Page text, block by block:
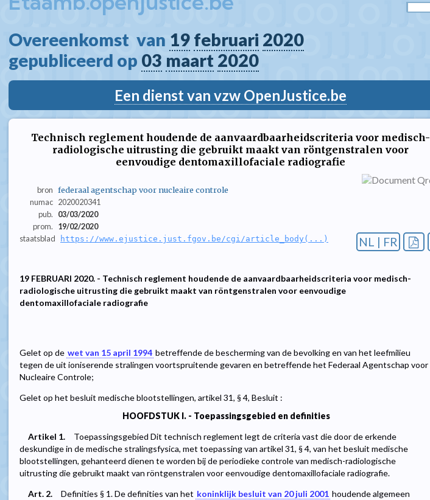
Overeenkomst  van 19 februari 2020
gepubliceerd op 03 maart 2020
Een dienst van vzw OpenJustice.be
Technisch reglement houdende de aanvaardbaarheidscriteria voor medisch-
radiologische uitrusting die gebruikt maakt van röntgenstralen voor
eenvoudige dentomaxillofaciale radiografie
bron federaal agentschap voor nucleaire controle
numac 2020020341
pub.
03/03/2020
prom.
19/02/2020
staatsblad
https://www.ejustice.just.fgov.be/cgi/article_body(...) NL | FR
19 FEBRUARI 2020. - Technisch reglement houdende de aanvaardbaarheidscriteria voor medisch-
radiologische uitrusting die gebruikt maakt van röntgenstralen voor eenvoudige
dentomaxillofaciale radiografie
Gelet op de wet van 15 april 1994 betreffende de bescherming van de bevolking en van het leefmilieu
tegen de uit ioniserende stralingen voortspruitende gevaren en betreffende het Federaal Agentschap voor
Nucleaire Controle;
Gelet op het besluit medische blootstellingen, artikel 31, § 4, Besluit :
HOOFDSTUK I. - Toepassingsgebied en definities
Artikel 1.
Toepassingsgebied Dit technisch reglement legt de criteria vast die door de erkende
deskundige in de medische stralingsfysica, met toepassing van artikel 31, § 4, van het besluit medische
blootstellingen, gehanteerd dienen te worden bij de periodieke controle van medisch-radiologische
uitrusting die gebruikt maakt van röntgenstralen voor eenvoudige dentomaxillofaciale radiografie.
Art. 2.
Definities § 1. De definities van het koninklijk besluit van 20 juli 2001 houdende algemeen